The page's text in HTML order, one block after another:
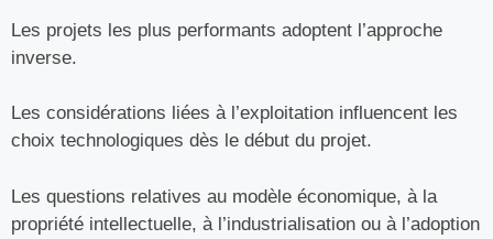
Les projets les plus performants adoptent l’approche
inverse.
Les considérations liées à l’exploitation influencent les
choix technologiques dès le début du projet.
Les questions relatives au modèle économique, à la
propriété intellectuelle, à l’industrialisation ou à l’adoption